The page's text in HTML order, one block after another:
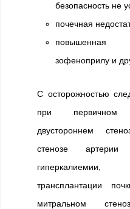
безопасность не
почечная
повышенная
зофеноприлу и
С осторожностью
при первичном
двустороннем
стенозе артерии
трансплантации
митральном